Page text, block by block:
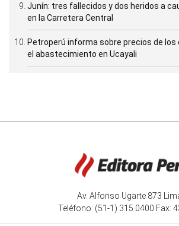
Junín: tres fallecidos y dos heridos a
en la Carretera Central
Petroperú informa sobre precios de
el abastecimiento en Ucayali
Av. Alfonso Ugarte 873
Teléfono: (51-1) 315 0400 Fax: